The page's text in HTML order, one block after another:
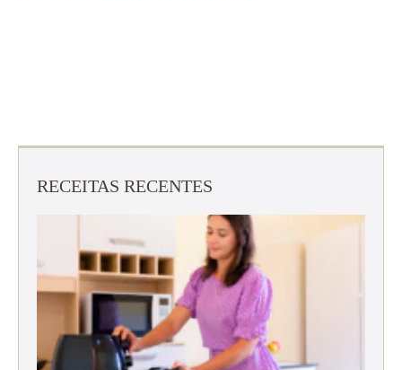
RECEITAS RECENTES